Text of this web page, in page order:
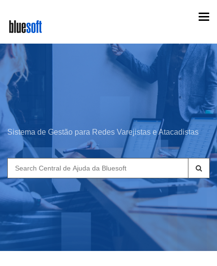
main
content
Sistema de Gestão para Redes Varejistas e Atacadistas
Search
for: